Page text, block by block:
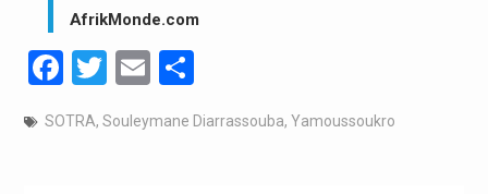
AfrikMonde.com
Facebook
Twitter
EmailPartager
SOTRA, Souleymane Diarrassouba, Yamoussoukro